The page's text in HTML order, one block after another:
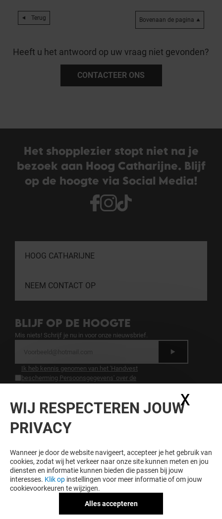
Terug Bovenaan de pagina
Heeft u het antwoord op uw vraag niet gevonden?
CONTACTEER ONS
Het shopplezier stopt niet na je
bezoek aan Hoog Catharijne. Blijf
op de hoogte via Social Media!
HOOG CATHARIJNE
NEEM CONTACT OP
BLIJF OP DE HOOGTE
Mis niets! Schrijf je nu in voor onze nieuwsbrief.
Ik heb kennis genomen van het 'Handvest
bescherming Persoonsgegevens' over de
LOYALITEIT LOONT
Word lid van Hoog Catharijne Premium en krijg
exclusieve voordelen, aanbiedingen en services bij
Algemene voorwaarden
Juridische informatie
Handvest bescherming
WIJ RESPECTEREN JOUW
PRIVACY
Wanneer je door de website navigeert, accepteer je het gebruik van
cookies, zodat wij het verkeer naar onze site kunnen meten en jou
diensten en informatie kunnen bieden die passen bij jouw
interesses. Klik op instellingen voor meer informatie of om jouw
cookievoorkeuren te wijzigen.
Alles accepteren
X